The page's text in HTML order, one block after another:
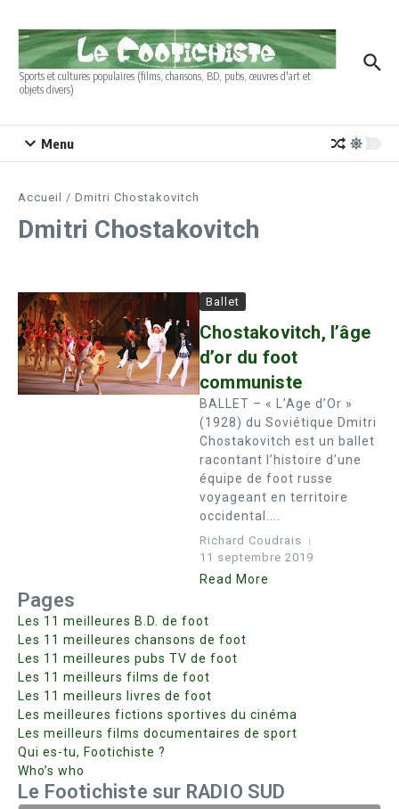
Sports et cultures populaires (films, chansons, BD, pubs, œuvres d'art et
objets divers)
Menu
Accueil / Dmitri Chostakovitch
Dmitri Chostakovitch
Ballet
Chostakovitch, l’âge
d’or du foot
communiste
BALLET – « L’Age d’Or »
(1928) du Soviétique Dmitri
Chostakovitch est un ballet
racontant l’histoire d’une
équipe de foot russe
voyageant en territoire
occidental....
Richard Coudrais
11 septembre 2019
Read More
Pages
Les 11 meilleures B.D. de foot
Les 11 meilleures chansons de foot
Les 11 meilleures pubs TV de foot
Les 11 meilleurs films de foot
Les 11 meilleurs livres de foot
Les meilleures fictions sportives du cinéma
Les meilleurs films documentaires de sport
Qui es-tu, Footichiste ?
Who’s who
Le Footichiste sur RADIO SUD